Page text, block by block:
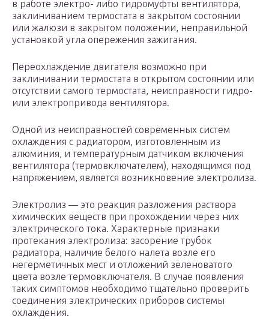
в работе электро- либо гидромуфты вентилятора,
заклиниванием термостата в закрытом состоянии
или жалюзи в закрытом положении, неправильной
установкой угла опережения зажигания.
Переохлаждение двигателя возможно при
заклинивании термостата в открытом состоянии или
отсутствии самого термостата, неисправности гидро-
или электропривода вентилятора.
Одной из неисправностей современных систем
охлаждения с радиатором, изготовленным из
алюминия, и температурным датчиком включения
вентилятора (термовключателем), находящимся под
напряжением, является возникновение электролиза.
Электролиз — это реакция разложения раствора
химических веществ при прохождении через них
электрического тока. Характерные признаки
протекания электролиза: засорение трубок
радиатора, наличие белого налета возле его
негерметичных мест и отложений зеленоватого
цвета возле термовключателя. В случае появления
таких симптомов необходимо тщательно проверить
соединения электрических приборов системы
охлаждения.